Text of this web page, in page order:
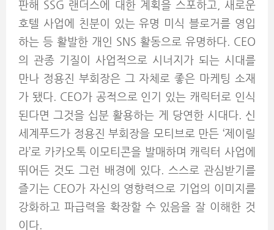
판해 SSG 랜더스에 대한 계획을 스포하고, 새로운
호텔 사업에 친분이 있는 유명 미식 블로거를 영입
하는 등 활발한 개인 SNS 활동으로 유명하다. CEO
의 관종 기질이 사업적으로 시너지가 되는 시대를
만나 정용진 부회장은 그 자체로 좋은 마케팅 소재
가 됐다. CEO가 공적으로 인기 있는 캐릭터로 인식
된다면 그것을 십분 활용하는 게 당연한 시대다. 신
세계푸드가 정용진 부회장을 모티브로 만든 ‘제이릴
라’로 카카오톡 이모티콘을 발매하며 캐릭터 사업에
뛰어든 것도 그런 배경에 있다. 스스로 관심받기를
즐기는 CEO가 자신의 영향력으로 기업의 이미지를
강화하고 파급력을 확장할 수 있음을 잘 이해한 것
이다.